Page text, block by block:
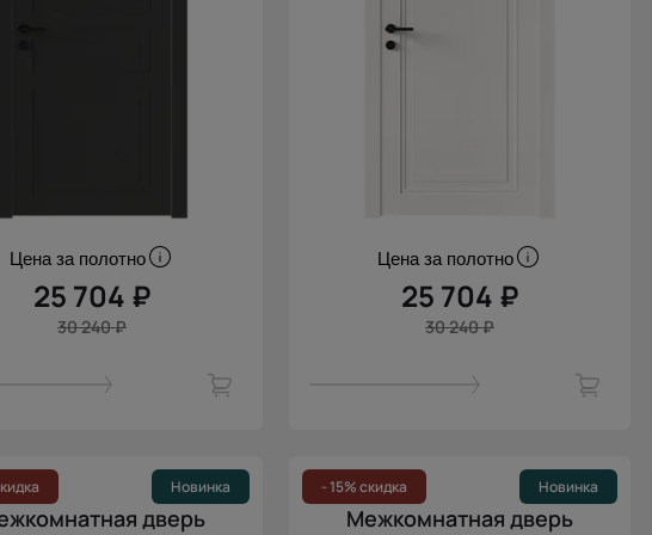
Цена за полотно
25 704 ₽
30 240 ₽
Цена за полотно
25 704 ₽
30 240 ₽
Новинка
дверь
- 15% скидка Новинка
Межкомнатная дверь